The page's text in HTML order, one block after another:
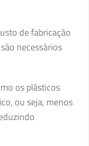
de fabricação
necessários
os plásticos
ou seja, menos